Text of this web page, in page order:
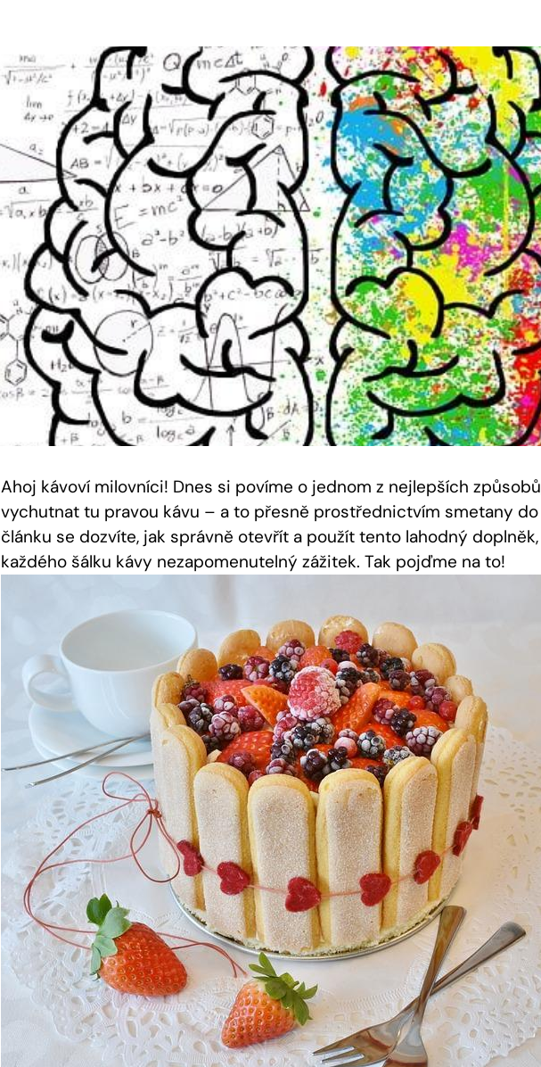
Ahoj kávoví milovníci! Dnes si povíme o jednom z nejlepších
vychutnat tu pravou kávu – a to přesně prostřednictvím smetany
článku se dozvíte, jak správně otevřít a použít tento lahodný
každého šálku kávy nezapomenutelný zážitek. Tak pojďme na to!